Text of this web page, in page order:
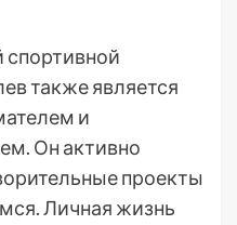
также является
и
Он активно
проекты
Личная жизнь